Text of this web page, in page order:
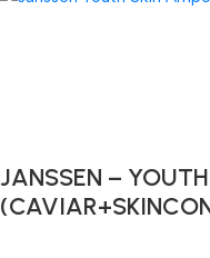
JANSSEN –